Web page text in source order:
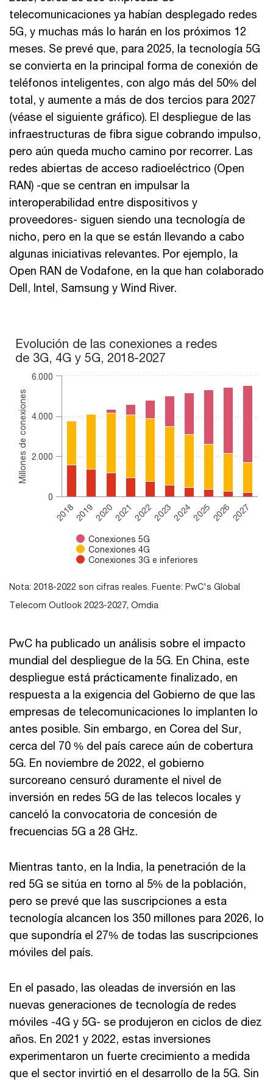
telecomunicaciones ya habían desplegado redes
5G, y muchas más lo harán en los próximos 12
meses. Se prevé que, para 2025, la tecnología 5G
se convierta en la principal forma de conexión de
teléfonos inteligentes, con algo más del 50% del
total, y aumente a más de dos tercios para 2027
(véase el siguiente gráfico). El despliegue de las
infraestructuras de fibra sigue cobrando impulso,
pero aún queda mucho camino por recorrer. Las
redes abiertas de acceso radioeléctrico (Open
RAN) -que se centran en impulsar la
interoperabilidad entre dispositivos y
proveedores- siguen siendo una tecnología de
nicho, pero en la que se están llevando a cabo
algunas iniciativas relevantes. Por ejemplo, la
Open RAN de Vodafone, en la que han colaborado
Dell, Intel, Samsung y Wind River.
Evolución de las conexiones a redes de 3G, 4G y 5G, 2018-
Bar chart with 3 data series.
The chart has 1 Y axis displaying Millones de conexiones.
Millones de conexiones
Evolución de las conexiones a redes
de 3G, 4G y 5G, 2018-2027
Conexiones 5G
Conexiones 4G
Conexiones 3G e inferiores
2018201920202021202220232024202520262027
0
2.000
4.000
6.000
End of interactive chart.
Nota: 2018-2022 son cifras reales. Fuente: PwC's Global
Telecom Outlook 2023-2027, Omdia
PwC ha publicado un análisis sobre el impacto
mundial del despliegue de la 5G. En China, este
despliegue está prácticamente finalizado, en
respuesta a la exigencia del Gobierno de que las
empresas de telecomunicaciones lo implanten lo
antes posible. Sin embargo, en Corea del Sur,
cerca del 70 % del país carece aún de cobertura
5G. En noviembre de 2022, el gobierno
surcoreano censuró duramente el nivel de
inversión en redes 5G de las telecos locales y
canceló la convocatoria de concesión de
frecuencias 5G a 28 GHz.
Mientras tanto, en la India, la penetración de la
red 5G se sitúa en torno al 5% de la población,
pero se prevé que las suscripciones a esta
tecnología alcancen los 350 millones para 2026, lo
que supondría el 27% de todas las suscripciones
móviles del país.
En el pasado, las oleadas de inversión en las
nuevas generaciones de tecnología de redes
móviles -4G y 5G- se produjeron en ciclos de diez
años. En 2021 y 2022, estas inversiones
experimentaron un fuerte crecimiento a medida
que el sector invirtió en el desarrollo de la 5G. Sin